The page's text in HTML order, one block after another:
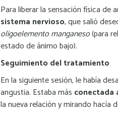
Para liberar la sensación física de
sistema nervioso, que salió
oligoelemento manganeso(para
estado de ánimo bajo).
Seguimiento del tratamiento
En la siguiente sesión, le había
angustia. Estaba más conectada
la nueva relación y mirando hacía